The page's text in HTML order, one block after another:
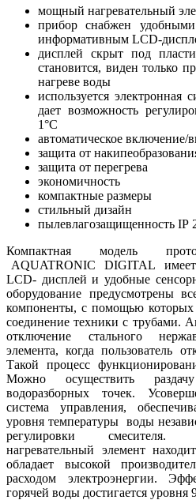
мощный нагревательный
прибор снабжен
информативным LCD-
дисплей скрыт под
становится, виден только
нагреве воды
используется электронная
дает возможность
1°С
автоматическое включение/
защита от
защита от перегрева
экономичность
компактные размеры
стильный дизайн
пылевлагозащищенность IP
Компактная модель
AQUATRONIC DIGITAL имеет
LCD- дисплей и удобные
оборудование предусмотрены
компоненты, с помощью которых
соединение техники с трубами.
отключение стального
элемента, когда пользователь
Такой процесс
Можно осуществить
водоразборных точек.
система управления,
уровня температуры воды
регулировки
нагревательный элемент
обладает высокой
расходом электроэнергии.
горячей воды достигается уровня